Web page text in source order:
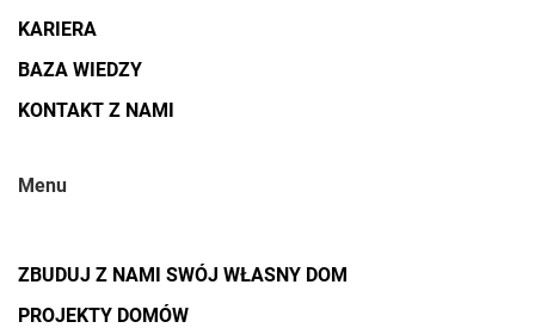
KARIERA
BAZA WIEDZY
KONTAKT Z NAMI
Menu
ZBUDUJ Z NAMI SWÓJ WŁASNY DOM
PROJEKTY DOMÓW